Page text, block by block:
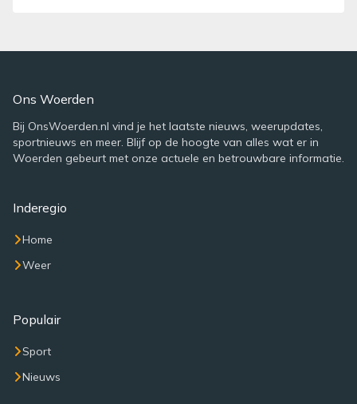
Ons Woerden
Bij OnsWoerden.nl vind je het laatste nieuws, weerupdates,
sportnieuws en meer. Blijf op de hoogte van alles wat er in
Woerden gebeurt met onze actuele en betrouwbare informatie.
Inderegio
Home
Weer
Populair
Sport
Nieuws